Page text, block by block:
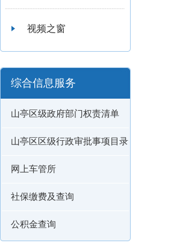
视频之窗
综合信息服务
山亭区级政府部门权责清单
山亭区区级行政审批事项目录
网上车管所
社保缴费及查询
公积金查询